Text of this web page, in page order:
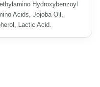
Hydroxybenzoyl
Acids, Jojoba Oil,
Lactic Acid.